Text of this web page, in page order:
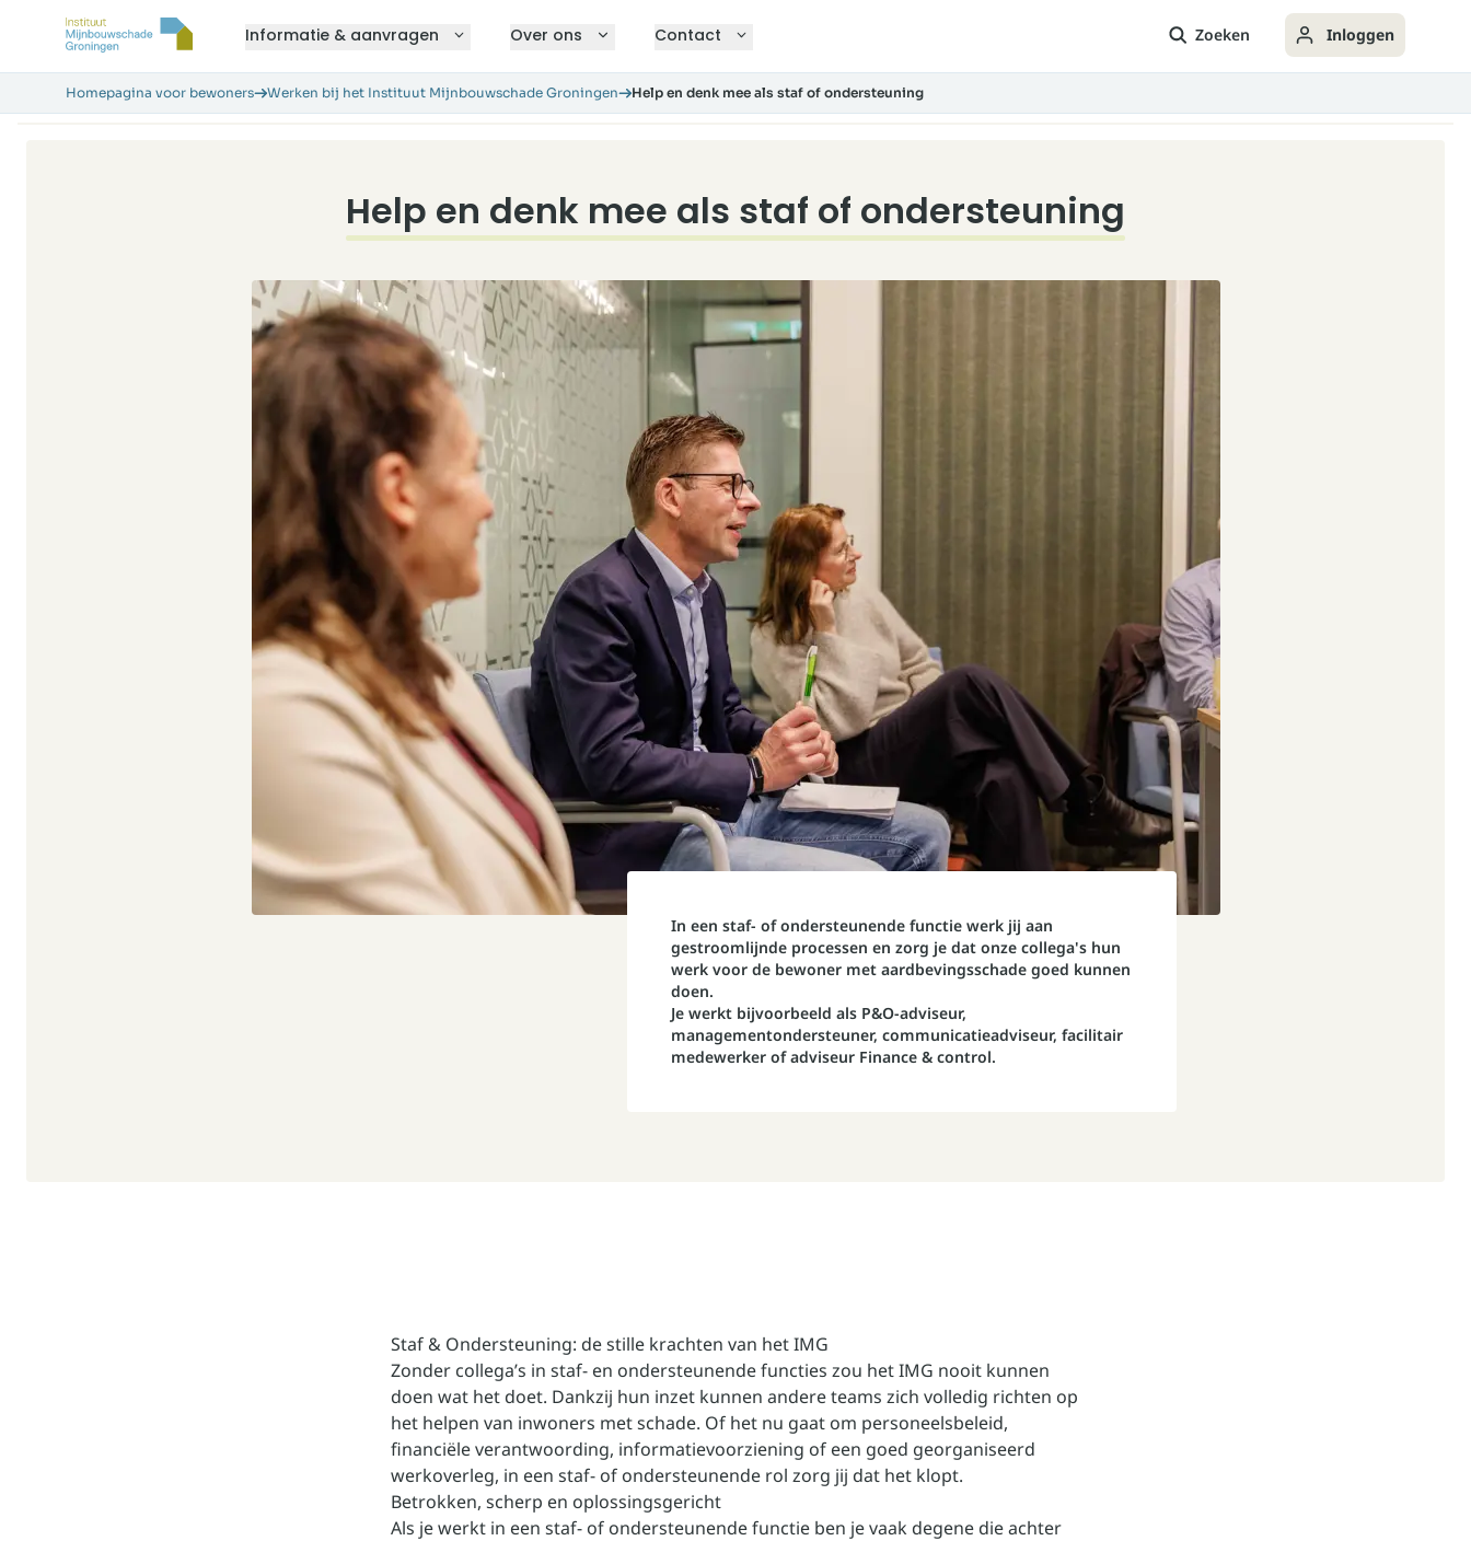
Informatie & aanvragen Over ons Contact Zoeken Inloggen
Homepagina voor bewoners Werken bij het Instituut Mijnbouwschade Groningen Help en denk mee als staf of ondersteuning
Help en denk mee als staf of ondersteuning
In een staf- of ondersteunende functie werk jij aan
gestroomlijnde processen en zorg je dat onze collega's hun
werk voor de bewoner met aardbevingsschade goed kunnen
doen.
Je werkt bijvoorbeeld als P&O-adviseur,
managementondersteuner, communicatieadviseur, facilitair
medewerker of adviseur Finance & control.
Staf & Ondersteuning: de stille krachten van het IMG
Zonder collega’s in staf- en ondersteunende functies zou het IMG nooit kunnen
doen wat het doet. Dankzij hun inzet kunnen andere teams zich volledig richten op
het helpen van inwoners met schade. Of het nu gaat om personeelsbeleid,
financiële verantwoording, informatievoorziening of een goed georganiseerd
werkoverleg, in een staf- of ondersteunende rol zorg jij dat het klopt.
Betrokken, scherp en oplossingsgericht
Als je werkt in een staf- of ondersteunende functie ben je vaak degene die achter